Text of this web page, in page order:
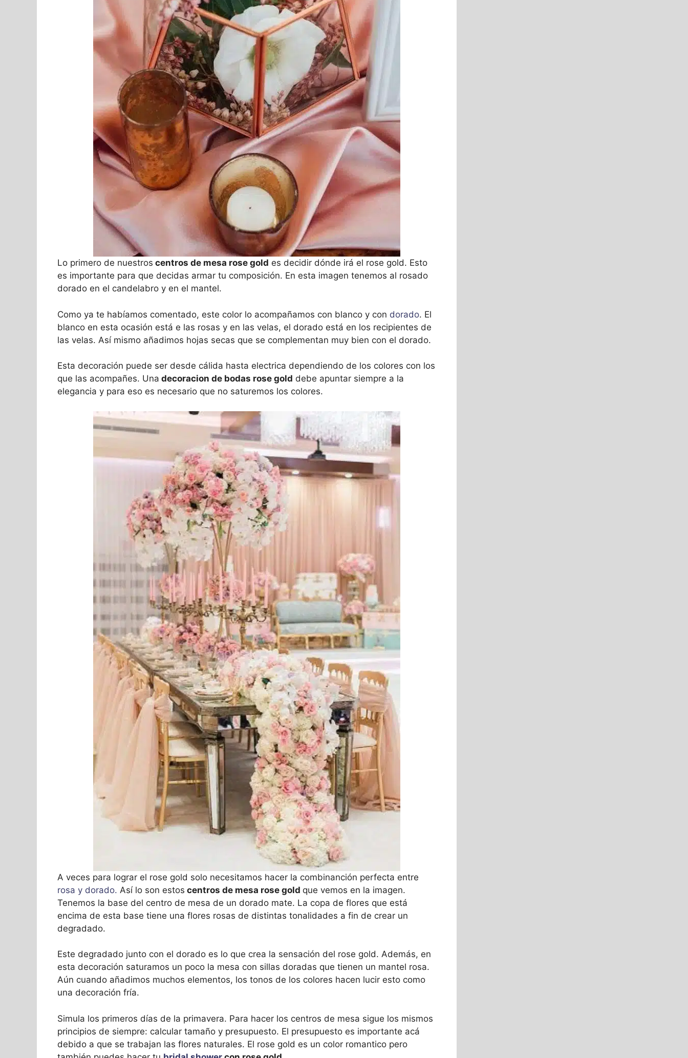
Lo primero de nuestros centros de mesa rose gold es decidir dónde irá el rose gold. Esto
es importante para que decidas armar tu composición. En esta imagen tenemos al rosado
dorado en el candelabro y en el mantel.
Como ya te habíamos comentado, este color lo acompañamos con blanco y con dorado. El
blanco en esta ocasión está e las rosas y en las velas, el dorado está en los recipientes de
las velas. Así mismo añadimos hojas secas que se complementan muy bien con el dorado.
Esta decoración puede ser desde cálida hasta electrica dependiendo de los colores con los
que las acompañes. Una decoracion de bodas rose gold debe apuntar siempre a la
elegancia y para eso es necesario que no saturemos los colores.
A veces para lograr el rose gold solo necesitamos hacer la combinanción perfecta entre
rosa y dorado. Así lo son estos centros de mesa rose gold que vemos en la imagen.
Tenemos la base del centro de mesa de un dorado mate. La copa de flores que está
encima de esta base tiene una flores rosas de distintas tonalidades a fin de crear un
degradado.
Este degradado junto con el dorado es lo que crea la sensación del rose gold. Además, en
esta decoración saturamos un poco la mesa con sillas doradas que tienen un mantel rosa.
Aún cuando añadimos muchos elementos, los tonos de los colores hacen lucir esto como
una decoración fría.
Simula los primeros días de la primavera. Para hacer los centros de mesa sigue los mismos
principios de siempre: calcular tamaño y presupuesto. El presupuesto es importante acá
debido a que se trabajan las flores naturales. El rose gold es un color romantico pero